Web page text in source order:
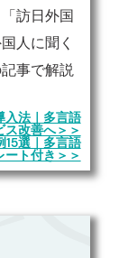
訪日外国
人に聞く
事で解説
入法｜多言語
改善へ＞＞
15選｜多言語
ート付き＞＞